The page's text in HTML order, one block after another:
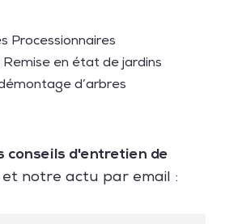
Processionnaires
en état de jardins
d’arbres
conseils d'entretien de
et notre actu par email :